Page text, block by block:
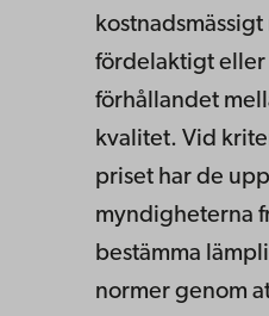
kostnadsmässigt
fördelaktigt eller
förhållandet
kvalitet. Vid
priset har de
myndigheterna
bestämma
normer genom